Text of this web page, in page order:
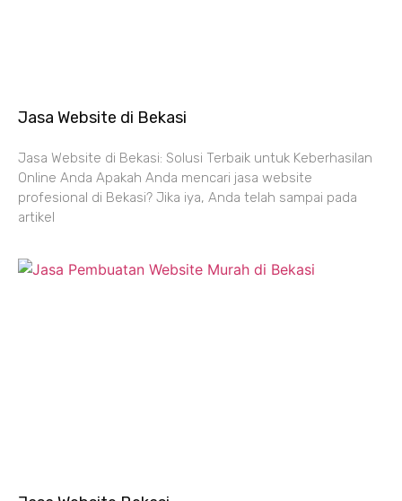
Jasa Website di Bekasi
Jasa Website di Bekasi: Solusi Terbaik untuk Keberhasilan
Online Anda Apakah Anda mencari jasa website
profesional di Bekasi? Jika iya, Anda telah sampai pada
artikel